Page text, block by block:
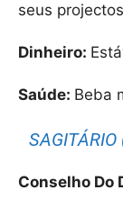
seus
Dinheiro:
Saúde: Beba
Conselho Do